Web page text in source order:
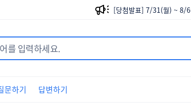
[당첨발표] 7/31(월) ~ 8/
[당첨발표] 8/14(월) ~ 8/
문하기 답변하기